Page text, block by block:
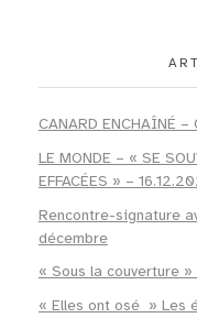
CANARD ENCHAÎNÉ –
LE MONDE – « SE
EFFACÉES » –
Rencontre-signature
décembre
« Sous la couverture
« Elles ont osé » Les